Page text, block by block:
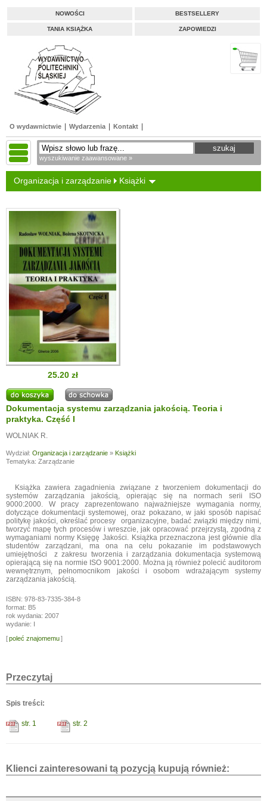
NOWOŚCI BESTSELLERY
TANIA KSIĄŻKA ZAPOWIEDZI
O wydawnictwie Wydarzenia Kontakt
wyszukiwanie zaawansowane »
Organizacja i zarządzanie Książki
25.20 zł
Dokumentacja systemu zarządzania jakością. Teoria i
praktyka. Część I
WOLNIAK R.
Wydział: Organizacja i zarządzanie » Książki
Tematyka: Zarządzanie
Książka zawiera zagadnienia związane z tworzeniem dokumentacji do
systemów zarządzania jakością, opierając się na normach serii ISO
9000:2000. W pracy zaprezentowano najważniejsze wymagania normy,
dotyczące dokumentacji systemowej, oraz pokazano, w jaki sposób napisać
politykę jakości, określać procesy organizacyjne, badać związki między nimi,
tworzyć mapę tych procesów i wreszcie, jak opracować przejrzystą, zgodną z
wymaganiami normy Księgę Jakości. Książka przeznaczona jest głównie dla
studentów zarządzani, ma ona na celu pokazanie im podstawowych
umiejętności z zakresu tworzenia i zarządzania dokumentacja systemową
opierającą się na normie ISO 9001:2000. Można ją również polecić auditorom
wewnętrznym, pełnomocnikom jakości i osobom wdrażającym systemy
zarządzania jakością.
ISBN: 978-83-7335-384-8
format: B5
rok wydania: 2007
wydanie: I
[poleć znajomemu]
Przeczytaj
Spis treści:
str. 1 str. 2
Klienci zainteresowani tą pozycją kupują również: